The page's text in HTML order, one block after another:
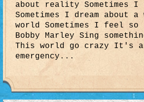
about reality Sometimes I
Sometimes I dream about
world Sometimes I feel so
Bobby Marley Sing
This world go crazy It's
emergency...